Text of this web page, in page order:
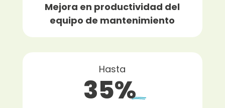
Mejora en productividad del
equipo de mantenimiento
Hasta
35%